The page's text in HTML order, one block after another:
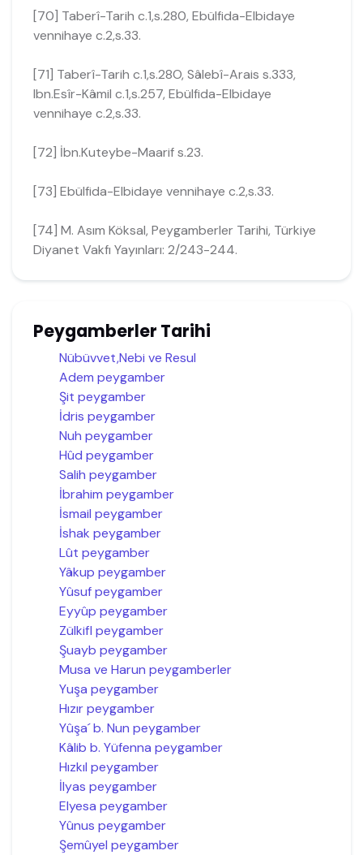
[70] Taberî-Tarih c.1,s.280, Ebülfida-Elbidaye
vennihaye c.2,s.33.
[71] Taberî-Tarih c.1,s.28O, Sâlebî-Arais s.333,
Ibn.Esîr-Kâmil c.1,s.257, Ebülfida-Elbidaye
vennihaye c.2,s.33.
[72] İbn.Kuteybe-Maarif s.23.
[73] Ebülfida-Elbidaye vennihaye c.2,s.33.
[74] M. Asım Köksal, Peygamberler Tarihi, Türkiye
Diyanet Vakfı Yayınları: 2/243-244.
Peygamberler Tarihi
Nübüvvet,Nebi ve Resul
Adem peygamber
Şit peygamber
İdris peygamber
Nuh peygamber
Hûd peygamber
Salih peygamber
İbrahim peygamber
İsmail peygamber
İshak peygamber
Lût peygamber
Yâkup peygamber
Yûsuf peygamber
Eyyûp peygamber
Zülkifl peygamber
Şuayb peygamber
Musa ve Harun peygamberler
Yuşa peygamber
Hızır peygamber
Yûşa´ b. Nun peygamber
Kâlib b. Yüfenna peygamber
Hızkıl peygamber
İlyas peygamber
Elyesa peygamber
Yûnus peygamber
Şemûyel peygamber